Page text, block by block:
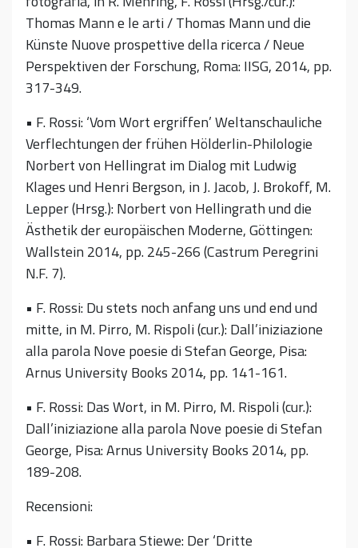
Thomas Mann e le arti / Thomas Mann und die
Künste Nuove prospettive della ricerca / Neue
Perspektiven der Forschung, Roma: IISG, 2014, pp.
317-349.
• F. Rossi: ‘Vom Wort ergriffen’ Weltanschauliche
Verflechtungen der frühen Hölderlin-Philologie
Norbert von Hellingrat im Dialog mit Ludwig
Klages und Henri Bergson, in J. Jacob, J. Brokoff, M.
Lepper (Hrsg.): Norbert von Hellingrath und die
Ästhetik der europäischen Moderne, Göttingen:
Wallstein 2014, pp. 245-266 (Castrum Peregrini
N.F. 7).
• F. Rossi: Du stets noch anfang uns und end und
mitte, in M. Pirro, M. Rispoli (cur.): Dall’iniziazione
alla parola Nove poesie di Stefan George, Pisa:
Arnus University Books 2014, pp. 141-161.
• F. Rossi: Das Wort, in M. Pirro, M. Rispoli (cur.):
Dall’iniziazione alla parola Nove poesie di Stefan
George, Pisa: Arnus University Books 2014, pp.
189-208.
Recensioni:
• F. Rossi: Barbara Stiewe: Der ‘Dritte